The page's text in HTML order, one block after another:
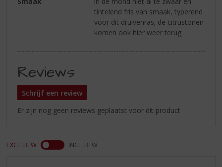
tintelend fris van smaak, typerend
voor dit druivenras; de citrustonen
komen ook hier weer terug
Reviews
Schrijf een review
Er zijn nog geen reviews geplaatst voor dit product
EXCL. BTW INCL. BTW